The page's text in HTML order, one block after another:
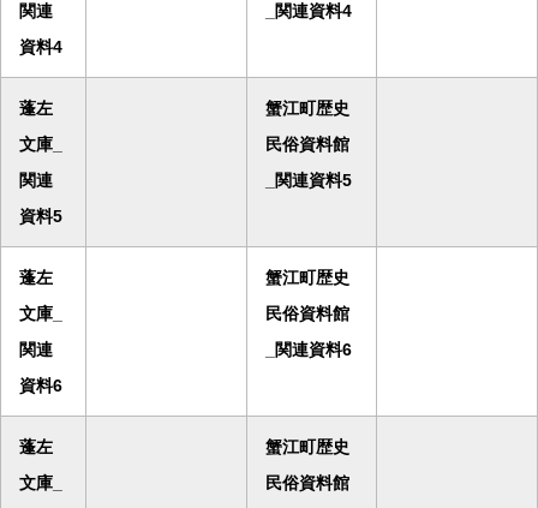
関連
資料4
_関連資料4
蓬左
文庫_
関連
資料5
蟹江町歴史
民俗資料館
_関連資料5
蓬左
文庫_
関連
資料6
蟹江町歴史
民俗資料館
_関連資料6
蓬左
文庫_
蟹江町歴史
民俗資料館